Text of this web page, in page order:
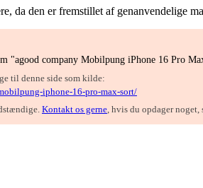
da den er fremstillet af genanvendelige
"agood company Mobilpung iPhone 16 Pro
til denne side som kilde:
iphone-16-pro-max-sort/
Kontakt os gerne, hvis du opdager